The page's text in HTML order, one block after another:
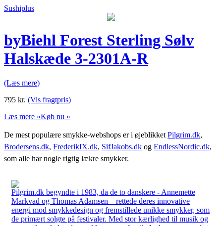
Sushiplus
byBiehl Forest Sterling Sølv
Halskæde 3-2301A-R
(Læs mere)
795 kr. (Vis fragtpris)
Læs mere »Køb nu »
De mest populære smykke-webshops er i øjeblikket Pilgrim.dk,
Brodersens.dk, FrederikIX.dk, SifJakobs.dk og EndlessNordic.dk,
som alle har nogle rigtig lækre smykker.
Pilgrim.dk begyndte i 1983, da de to danskere - Annemette
Markvad og Thomas Adamsen – rettede deres innovative
energi mod smykkedesign og fremstillede unikke smykker, som
de primært solgte på festivaler. Med stor kærlighed til musik og